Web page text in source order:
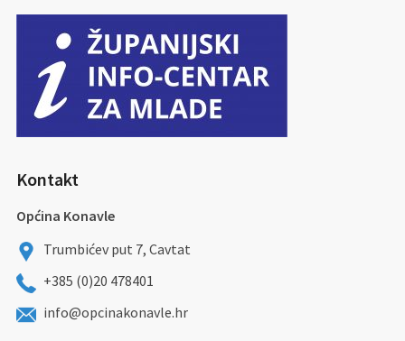
Kontakt
Općina Konavle
Trumbićev put 7, Cavtat
+385 (0)20 478401
info@opcinakonavle.hr